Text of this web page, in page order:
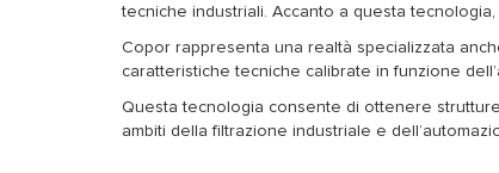
tecniche industriali. Accanto a questa
Copor rappresenta una realtà specializzata
caratteristiche tecniche calibrate in funzione
Questa tecnologia consente di ottenere
ambiti della filtrazione industriale e